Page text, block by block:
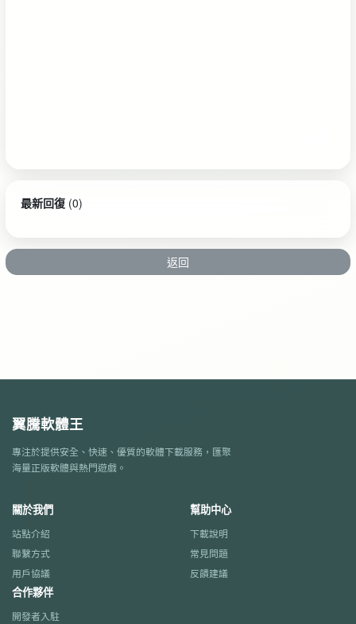
最新回復(0)
返回
翼騰軟體王
專注於提供安全、快速、優質的軟體下載服務，匯聚
海量正版軟體與熱門遊戲。
關於我們
站點介紹
聯繫方式
用戶協議
幫助中心
下載說明
常見問題
反饋建議
合作夥伴
開發者入駐